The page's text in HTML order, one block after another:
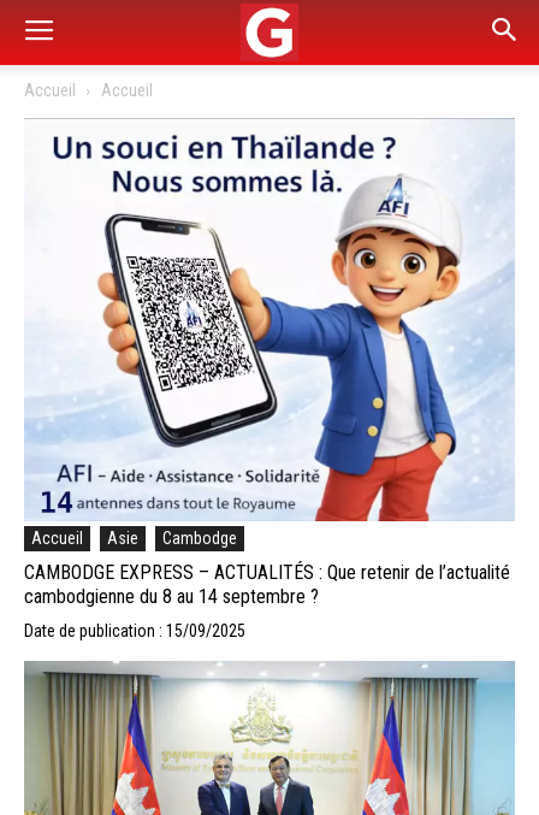
Accueil Accueil
Accueil Asie Cambodge
CAMBODGE EXPRESS – ACTUALITÉS : Que retenir de l’actualité
cambodgienne du 8 au 14 septembre ?
Date de publication : 15/09/2025